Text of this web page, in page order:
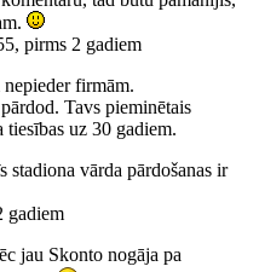
pirms 2 gadiem
firmām.
Tavs pieminētais
uz 30 gadiem.
stadiona vārda pārdošanas ir
gadiem
jau Skonto nogāja pa